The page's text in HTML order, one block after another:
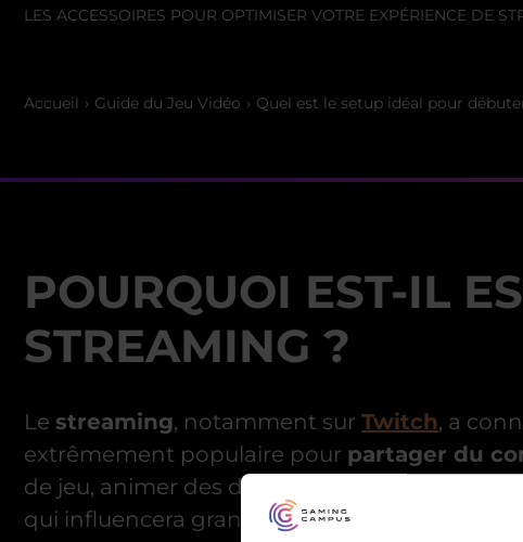
LES ACCESSOIRES POUR OPTIMISER VOTRE EXPÉRIENCE DE
Accueil Guide du Jeu Vidéo Quel est le setup idéal pour
POURQUOI EST-IL
STREAMING ?
Le streaming, notamment sur Twitch, a
extrêmement populaire pour partager du
de jeu, animer des débats ou simplement
qui influencera grandement l’expérience de